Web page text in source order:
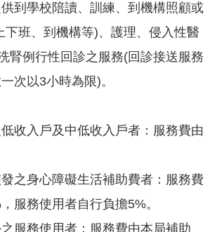
到學校陪讀、訓練、到機構照顧或
下班、到機構等)、護理、侵入性醫
腎例行性回診之服務(回診接送服務
次以3小時為限)。
收入戶及中低收入戶者：服務費由
之身心障礙生活補助費者：服務費
服務使用者自行負擔5%。
服務使用者：服務費由本局補助